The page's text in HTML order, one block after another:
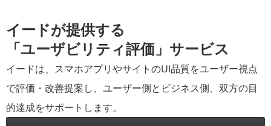
イードが提供する
「ユーザビリティ評価」サービス
イードは、スマホアプリやサイトのUI品質をユーザー視点
で評価・改善提案し、ユーザー側とビジネス側、双方の目
的達成をサポートします。